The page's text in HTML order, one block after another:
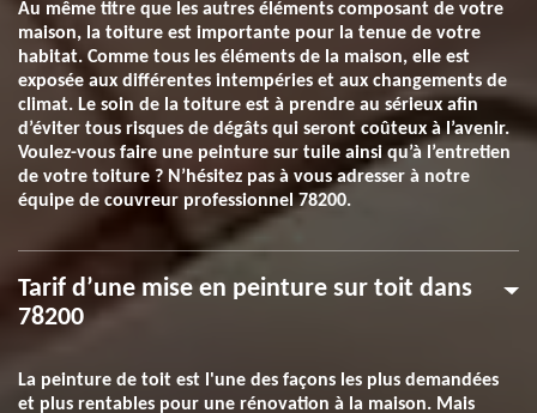
Au même titre que les autres éléments composant de votre
maison, la toiture est importante pour la tenue de votre
habitat. Comme tous les éléments de la maison, elle est
exposée aux différentes intempéries et aux changements de
climat. Le soin de la toiture est à prendre au sérieux afin
d’éviter tous risques de dégâts qui seront coûteux à l’avenir.
Voulez-vous faire une peinture sur tuile ainsi qu’à l’entretien
de votre toiture ? N’hésitez pas à vous adresser à notre
équipe de couvreur professionnel 78200.
Tarif d’une mise en peinture sur toit dans
78200
La peinture de toit est l'une des façons les plus demandées
et plus rentables pour une rénovation à la maison. Mais